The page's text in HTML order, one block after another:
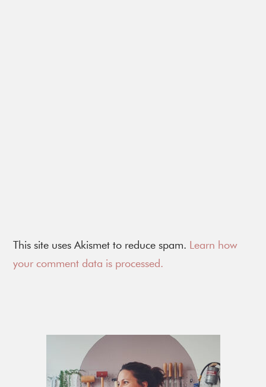
This site uses Akismet to reduce spam. Learn how
your comment data is processed.
Primary